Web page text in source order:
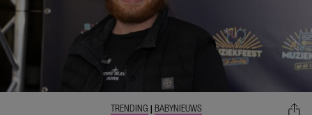
TRENDING | BABYNIEUWS